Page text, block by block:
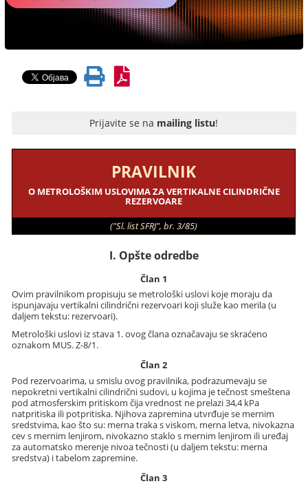
Prijavite se na mailing listu!
PRAVILNIK
O METROLOŠKIM USLOVIMA ZA VERTIKALNE CILINDRIČNE
REZERVOARE
("Sl. list SFRJ", br. 3/85)
I. Opšte odredbe
Član 1
Ovim pravilnikom propisuju se metrološki uslovi koje moraju da
ispunjavaju vertikalni cilindrični rezervoari koji služe kao merila (u
daljem tekstu: rezervoari).
Metrološki uslovi iz stava 1. ovog člana označavaju se skraćeno
oznakom MUS. Z-8/1.
Član 2
Pod rezervoarima, u smislu ovog pravilnika, podrazumevaju se
nepokretni vertikalni cilindrični sudovi, u kojima je tečnost smeštena
pod atmosferskim pritiskom čija vrednost ne prelazi 34,4 kPa
natpritiska ili potpritiska. Njihova zapremina utvrđuje se mernim
sredstvima, kao što su: merna traka s viskom, merna letva, nivokazna
cev s mernim lenjirom, nivokazno staklo s mernim lenjirom ili uređaj
za automatsko merenje nivoa tečnosti (u daljem tekstu: merna
sredstva) i tabelom zapremine.
Član 3